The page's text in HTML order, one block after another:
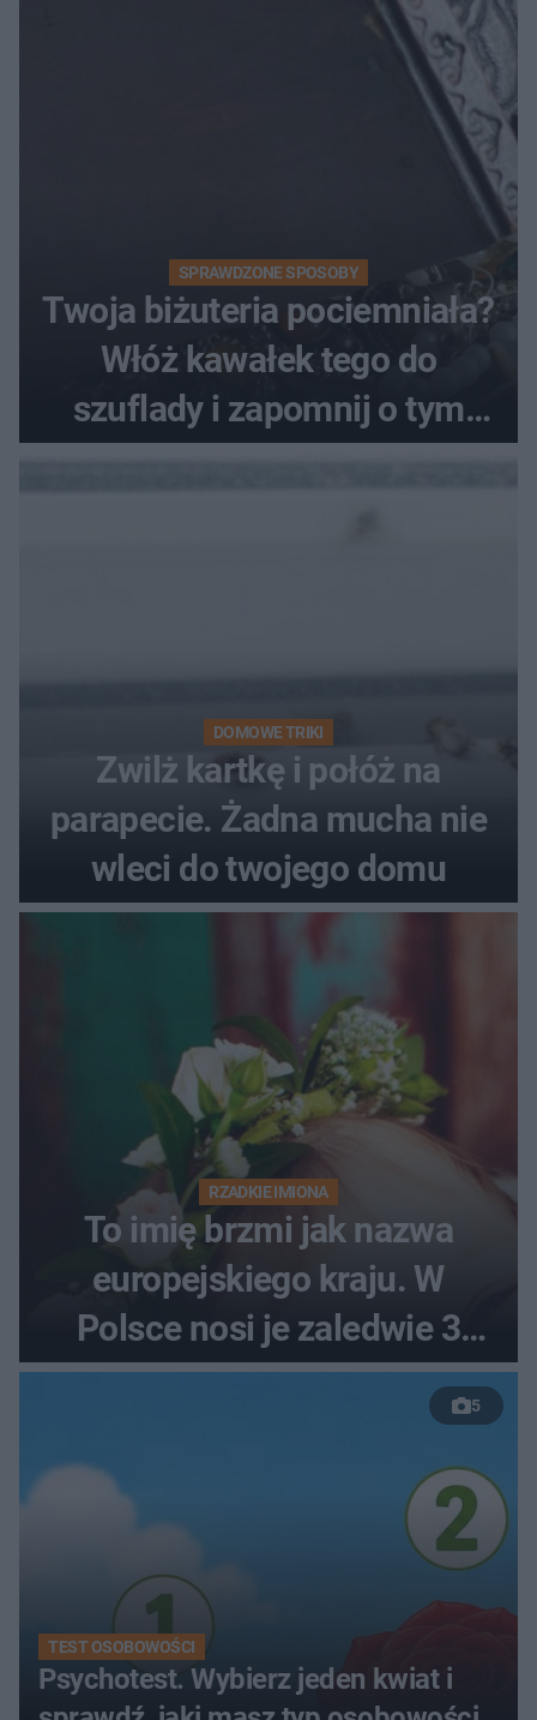
SPRAWDZONE SPOSOBY
Twoja biżuteria pociemniała?
Włóż kawałek tego do
szuflady i zapomnij o tym
problemie. Sposób na
DOMOWE TRIKI
Zwilż kartkę i połóż na
parapecie. Żadna mucha nie
wleci do twojego domu
RZADKIE IMIONA
To imię brzmi jak nazwa
europejskiego kraju. W
Polsce nosi je zaledwie 3
kobiety
5
TEST OSOBOWOŚCI
Psychotest. Wybierz jeden kwiat i